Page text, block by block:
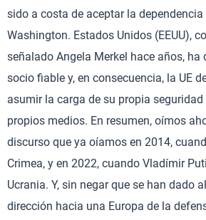
sido a costa de aceptar la
Washington. Estados Unidos (EEUU),
señalado Angela Merkel hace años, ha
socio fiable y, en consecuencia, la UE
asumir la carga de su propia
propios medios. En resumen, oímos
discurso que ya oíamos en 2014,
Crimea, y en 2022, cuando Vladímir
Ucrania. Y, sin negar que se han dado
dirección hacia una Europa de la